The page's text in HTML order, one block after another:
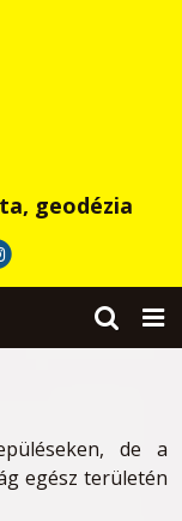
geodézia
de a
egész területén